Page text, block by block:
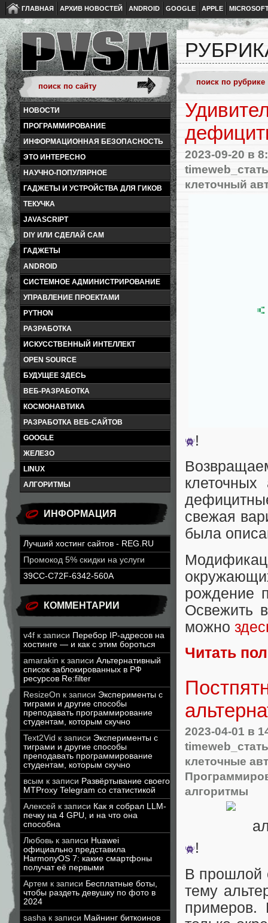
ГЛАВНАЯ АРХИВ НОВОСТЕЙ ANDROID GOOGLE APPLE
НОВОСТИ
ПРОГРАММИРОВАНИЕ
ИНФОРМАЦИОННАЯ БЕЗОПАСНОСТЬ
ЭТО ИНТЕРЕСНО
НАУЧНО-ПОПУЛЯРНОЕ
ГАДЖЕТЫ И УСТРОЙСТВА ДЛЯ ГИКОВ
ТЕКУЧКА
JAVASCRIPT
DIY ИЛИ СДЕЛАЙ САМ
ГАДЖЕТЫ
ANDROID
СИСТЕМНОЕ АДМИНИСТРИРОВАНИЕ
УПРАВЛЕНИЕ ПРОЕКТАМИ
PYTHON
РАЗРАБОТКА
ИСКУССТВЕННЫЙ ИНТЕЛЛЕКТ
OPEN SOURCE
БУДУЩЕЕ ЗДЕСЬ
ВЕБ-РАЗРАБОТКА
КОСМОНАВТИКА
РАЗРАБОТКА ВЕБ-САЙТОВ
GOOGLE
ЖЕЛЕЗО
LINUX
АЛГОРИТМЫ
ИНФОРМАЦИЯ
Лучший хостинг сайтов - REG.RU
Промокод 5% скидки на услуги
39CC-C72F-6342-560A
КОММЕНТАРИИ
v4f к записи Перебор IP-адресов на
хостинге — и как с этим бороться
amarakin к записи Альтернативный
список заблокированных в РФ
ресурсов Re:filter
ResizeOn к записи Эксперименты с
тиграми и другие способы
преподавать программирование
студентам, которым скучно
Text2Vid к записи Эксперименты с
тиграми и другие способы
преподавать программирование
студентам, которым скучно
всым к записи Развёртывание своего
MTProxy Telegram со статистикой
Алексей к записи Как я собрал LLM-
печку на 4 GPU, и на что она
способна
Любовь к записи Huawei
официально представила
HarmonyOS 7: какие смартфоны
получат её первыми
Артем к записи Бесплатные боты,
чтобы раздеть девушку по фото в
2024
sasha к записи Майнинг биткоинов
2023-09-20 в
клеточный
!
свежая
была
рождение
Освежить
можно
Читать
2023-04-01 в
клеточные
алгоритмы
!
В прошлой
тему
примеров.